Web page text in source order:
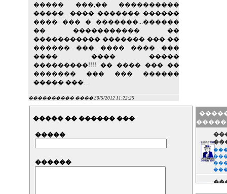
����� ���,�� ����������
�����....���� ������� ������
���� ��� � �������...������
�� ����������� ��
����������� ������� ��� ��
������ ��� ���� ���� ���
���� ���� �����
���������!!!! �� ���� ��� ��
������� ��� ��� ������
����� ���....
���������� ���� 30/5/2012 11:22:25
����� �� ������ ���
�����
������